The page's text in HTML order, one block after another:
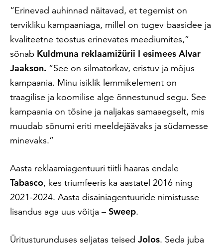
“Erinevad auhinnad näitavad, et tegemist on
tervikliku kampaaniaga, millel on tugev baasidee ja
kvaliteetne teostus erinevates meediumites,”
sõnab Kuldmuna reklaamižürii I esimees Alvar
Jaakson. “See on silmatorkav, eristuv ja mõjus
kampaania. Minu isiklik lemmikelement on
traagilise ja koomilise alge õnnestunud segu. See
kampaania on tõsine ja naljakas samaaegselt, mis
muudab sõnumi eriti meeldejäävaks ja südamesse
minevaks.”
Aasta reklaamiagentuuri tiitli haaras endale
Tabasco, kes triumfeeris ka aastatel 2016 ning
2021-2024. Aasta disainiagentuuride nimistusse
lisandus aga uus võitja – Sweep.
Üritusturunduses seljatas teised Jolos. Seda juba